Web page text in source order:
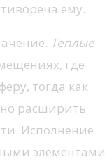
ему.
Теплые
где
тогда как
расширить
Исполнение
элементами